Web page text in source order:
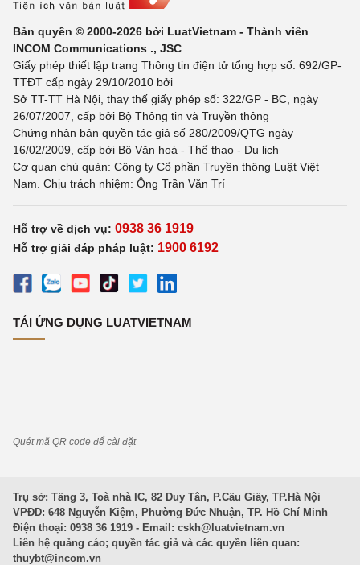
Bản quyền © 2000-2026 bởi LuatVietnam - Thành viên
INCOM Communications ., JSC
Giấy phép thiết lập trang Thông tin điện tử tổng hợp số: 692/GP-
TTĐT cấp ngày 29/10/2010 bởi
Sở TT-TT Hà Nội, thay thế giấy phép số: 322/GP - BC, ngày
26/07/2007, cấp bởi Bộ Thông tin và Truyền thông
Chứng nhận bản quyền tác giả số 280/2009/QTG ngày
16/02/2009, cấp bởi Bộ Văn hoá - Thể thao - Du lịch
Cơ quan chủ quản: Công ty Cổ phần Truyền thông Luật Việt
Nam. Chịu trách nhiệm: Ông Trần Văn Trí
Hỗ trợ về dịch vụ: 0938 36 1919
Hỗ trợ giải đáp pháp luật: 1900 6192
TẢI ỨNG DỤNG LUATVIETNAM
Quét mã QR code để cài đặt
Trụ sở: Tầng 3, Toà nhà IC, 82 Duy Tân, P.Cầu Giấy, TP.Hà Nội
VPĐD: 648 Nguyễn Kiệm, Phường Đức Nhuận, TP. Hồ Chí Minh
Điện thoại: 0938 36 1919 - Email: cskh@luatvietnam.vn
Liên hệ quảng cáo; quyền tác giả và các quyền liên quan:
thuybt@incom.vn